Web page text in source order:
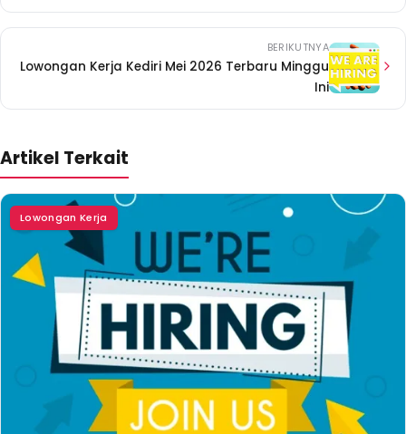
BERIKUTNYA
Lowongan Kerja Kediri Mei 2026 Terbaru Minggu
Ini
Artikel Terkait
Lowongan Kerja